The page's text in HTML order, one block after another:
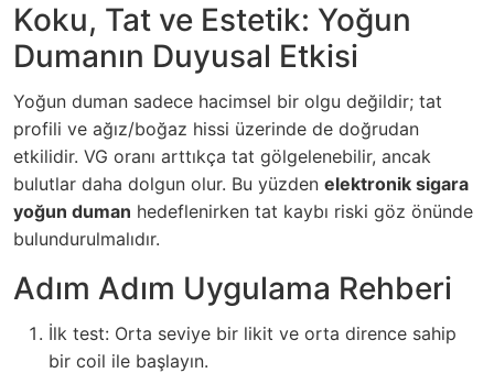
Koku, Tat ve Estetik: Yoğun
Dumanın Duyusal Etkisi
Yoğun duman sadece hacimsel bir olgu değildir; tat
profili ve ağız/boğaz hissi üzerinde de doğrudan
etkilidir. VG oranı arttıkça tat gölgelenebilir, ancak
bulutlar daha dolgun olur. Bu yüzden elektronik sigara
yoğun duman hedeflenirken tat kaybı riski göz önünde
bulundurulmalıdır.
Adım Adım Uygulama Rehberi
İlk test: Orta seviye bir likit ve orta dirence sahip
bir coil ile başlayın.